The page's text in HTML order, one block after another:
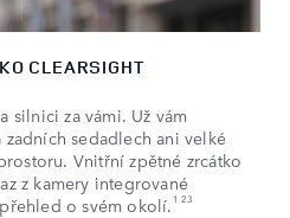
CLEARSIGHT
silnici za vámi. Už vám
sedadlech ani velké
Vnitřní zpětné zrcátko
z kamery integrované
o svém okolí. 1 23